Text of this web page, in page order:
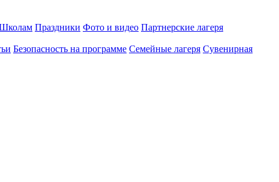
Праздники Фото и видео Партнерские лагеря
Безопасность на программе Семейные лагеря Сувенирная